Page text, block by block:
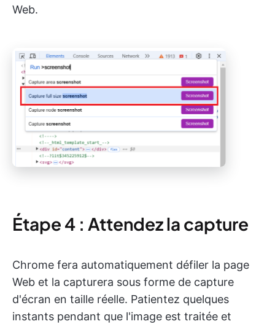
Web.
Étape 4 : Attendez la capture
Chrome fera automatiquement défiler la page
Web et la capturera sous forme de capture
d'écran en taille réelle. Patientez quelques
instants pendant que l'image est traitée et